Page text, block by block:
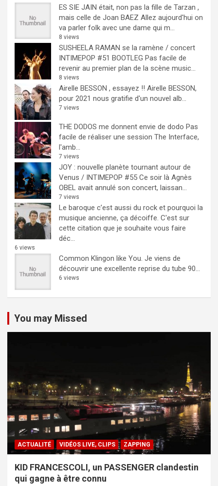
ES SIE JAIN était, non pas la fille de Tarzan ,
mais celle de Joan BAEZ Allez aujourd'hui on
va parler folk avec une dame qui m...
8 views
SUSHEELA RAMAN se la ramène / concert
INTIMEPOP #51 BOOTLEG Pas facile de
revenir au premier plan de la scène music...
8 views
Airelle BESSON , essayez !! Airelle BESSON,
pour 2021 nous gratifie d'un nouvel alb...
7 views
THE DODOS me donnent envie de dodo Pas
facile de réaliser une session The Interface,
l'amb...
7 views
JOY : nouvelle planète tournant autour de
Venus / INTIMEPOP #55 Ce soir là Agnès
OBEL avait annulé son concert, laissan...
7 views
Le baroque c’est aussi du rock et pourquoi la
musique ancienne, ça décoiffe. C'est sur
cette citation que je souhaite vous faire
déc...
6 views
Common Klingon like You. Je viens de
découvrir une excellente reprise du tube 90...
6 views
You may Missed
ACTUALITÉ VIDÉOS LIVE, CLIPS ZAPPING
KID FRANCESCOLI, un PASSENGER clandestin
qui gagne à être connu